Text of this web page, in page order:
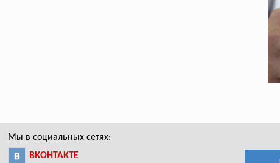
Мы в социальных сетях:
ВКОНТАКТЕ